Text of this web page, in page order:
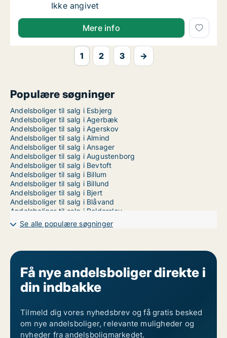
Ca. 75 m2 andelsbolig til salg i 6100
Ikke angivet
Mere info
1 2 3 →
Populære søgninger
Andelsboliger til salg i Esbjerg
Andelsboliger til salg i Agerbæk
Andelsboliger til salg i Agerskov
Andelsboliger til salg i Almind
Andelsboliger til salg i Ansager
Andelsboliger til salg i Augustenborg
Andelsboliger til salg i Bevtoft
Andelsboliger til salg i Billum
Andelsboliger til salg i Billund
Andelsboliger til salg i Bjert
Andelsboliger til salg i Blåvand
Andelsboliger til salg i Bolderslev
Andelsboliger til salg i Bramming
Andelsboliger til salg i Brande
Andelsboliger til salg i Bredsten
Andelsboliger til salg i Broager
Andelsboliger til salg i Brørup
Andelsboliger til salg i Bylderup-Bov
Andelsboliger til salg i Bække
Andelsboliger til salg i Christiansfeld
Andelsboliger til salg i Egernsund
Andelsboliger til salg i Egtved
Se alle populære søgninger
Få nye andelsboliger direkte i
din indbakke
Tilmeld dig vores nyhedsbrev og få gratis besked
om nye andelsboliger, relevante muligheder og
nyheder fra andelsboligmarkedet.